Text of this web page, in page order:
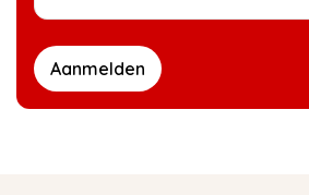
Aanmelden